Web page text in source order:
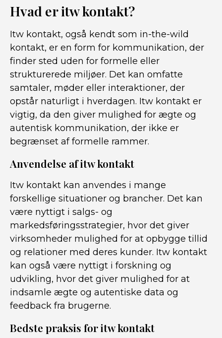
Hvad er itw kontakt?
Itw kontakt, også kendt som in-the-wild
kontakt, er en form for kommunikation, der
finder sted uden for formelle eller
strukturerede miljøer. Det kan omfatte
samtaler, møder eller interaktioner, der
opstår naturligt i hverdagen. Itw kontakt er
vigtig, da den giver mulighed for ægte og
autentisk kommunikation, der ikke er
begrænset af formelle rammer.
Anvendelse af itw kontakt
Itw kontakt kan anvendes i mange
forskellige situationer og brancher. Det kan
være nyttigt i salgs- og
markedsføringsstrategier, hvor det giver
virksomheder mulighed for at opbygge tillid
og relationer med deres kunder. Itw kontakt
kan også være nyttigt i forskning og
udvikling, hvor det giver mulighed for at
indsamle ægte og autentiske data og
feedback fra brugerne.
Bedste praksis for itw kontakt